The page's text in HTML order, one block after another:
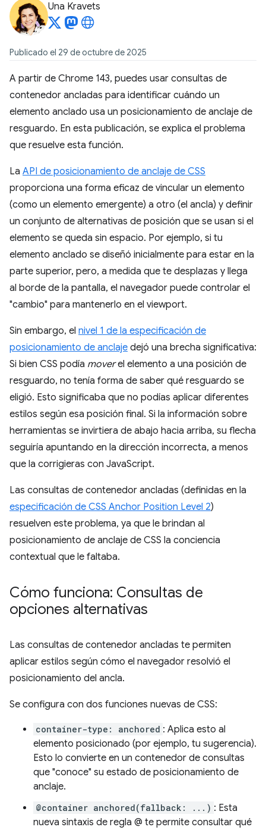
Una Kravets
Publicado el 29 de octubre de 2025
A partir de Chrome 143, puedes usar consultas de
contenedor ancladas para identificar cuándo un
elemento anclado usa un posicionamiento de anclaje de
resguardo. En esta publicación, se explica el problema
que resuelve esta función.
La API de posicionamiento de anclaje de CSS
proporciona una forma eficaz de vincular un elemento
(como un elemento emergente) a otro (el ancla) y definir
un conjunto de alternativas de posición que se usan si el
elemento se queda sin espacio. Por ejemplo, si tu
elemento anclado se diseñó inicialmente para estar en la
parte superior, pero, a medida que te desplazas y llega
al borde de la pantalla, el navegador puede controlar el
"cambio" para mantenerlo en el viewport.
Sin embargo, el nivel 1 de la especificación de
posicionamiento de anclaje dejó una brecha significativa:
Si bien CSS podía moverel elemento a una posición de
resguardo, no tenía forma de saber qué resguardo se
eligió. Esto significaba que no podías aplicar diferentes
estilos según esa posición final. Si la información sobre
herramientas se invirtiera de abajo hacia arriba, su flecha
seguiría apuntando en la dirección incorrecta, a menos
que la corrigieras con JavaScript.
Las consultas de contenedor ancladas (definidas en la
especificación de CSS Anchor Position Level 2)
resuelven este problema, ya que le brindan al
posicionamiento de anclaje de CSS la conciencia
contextual que le faltaba.
Cómo funciona: Consultas de
opciones alternativas
Las consultas de contenedor ancladas te permiten
aplicar estilos según cómo el navegador resolvió el
posicionamiento del ancla.
Se configura con dos funciones nuevas de CSS:
container-type: anchored : Aplica esto al
elemento posicionado (por ejemplo, tu sugerencia).
Esto lo convierte en un contenedor de consultas
que "conoce" su estado de posicionamiento de
anclaje.
@container anchored(fallback: ...) : Esta
nueva sintaxis de regla @ te permite consultar qué